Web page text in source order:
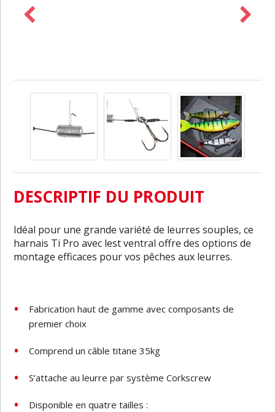
DESCRIPTIF DU PRODUIT
Idéal pour une grande variété de leurres souples, ce
harnais Ti Pro avec lest ventral offre des options de
montage efficaces pour vos pêches aux leurres.
Fabrication haut de gamme avec composants de
premier choix
Comprend un câble titane 35kg
S’attache au leurre par système Corkscrew
Disponible en quatre tailles :